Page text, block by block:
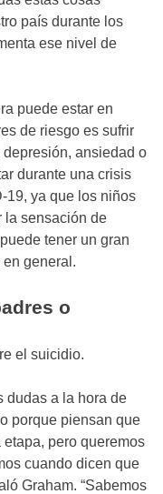
país durante los
ese nivel de
puede estar en
de riesgo es sufrir
ansiedad o
durante una crisis
19, ya que los niños
la sensación de
tener un gran
general.
o
el suicidio.
dudas a la hora de
porque piensan que
pero queremos
cuando dicen que
Graham. “Sabemos